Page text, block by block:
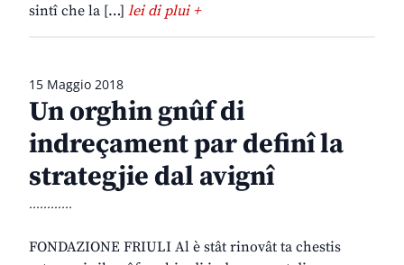
sintî che la […] lei di plui +
15 Maggio 2018
Un orghin gnûf di
indreçament par definî la
strategjie dal avignî
............
FONDAZIONE FRIULI Al è stât rinovât ta chestis